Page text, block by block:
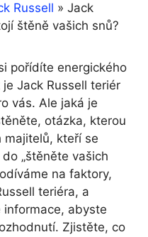
Russell » Jack
štěně vašich snů?
pořídíte energického
Jack Russell teriér
vás. Ale jaká je
otázka, kterou
majitelů, kteří se
„štěněte vašich
na faktory,
teriéra, a
informace, abyste
Zjistěte, co